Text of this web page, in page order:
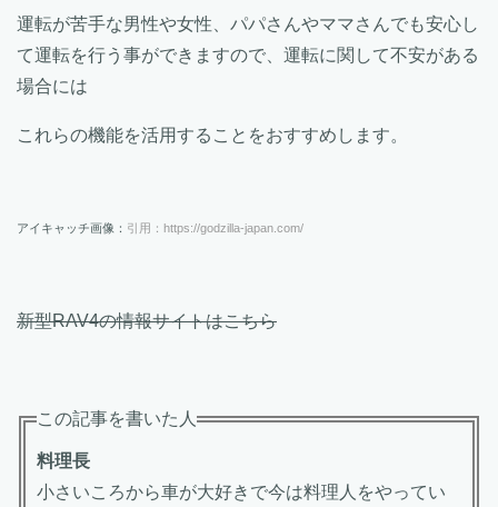
運転が苦手な男性や女性、パパさんやママさんでも安心し
て運転を行う事ができますので、運転に関して不安がある
場合には
これらの機能を活用することをおすすめします。
アイキャッチ画像： 引用：https://godzilla-japan.com/
新型RAV4の情報サイトはこちら
この記事を書いた人
料理長
小さいころから車が大好きで今は料理人をやってい